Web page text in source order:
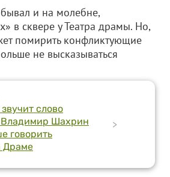
и на молебне,
в сквере у Театра драмы. Но,
помирить конфликтующие
не высказываться
слово
Шахрин
говорить
Драме
>